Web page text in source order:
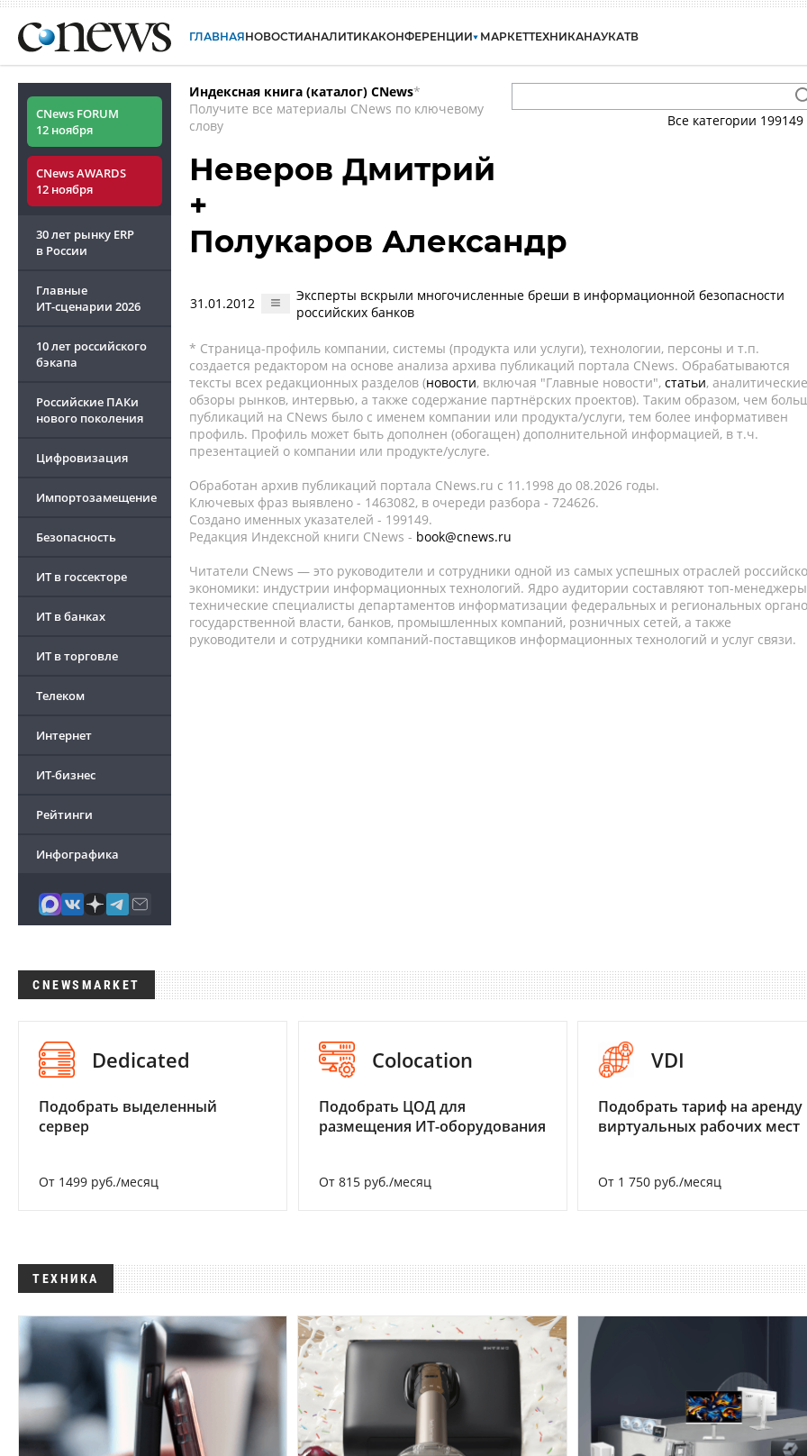
ГЛАВНАЯНОВОСТИАНАЛИТИКАКОНФЕРЕНЦИИ МАРКЕТТЕХНИКАНАУКАТВ
CNews FORUM
12 ноября
CNews AWARDS
12 ноября
30 лет рынку ERP
в России
Главные
ИТ-сценарии 2026
10 лет российского
бэкапа
Российские ПАКи
нового поколения
Цифровизация
Импортозамещение
Безопасность
ИТ в госсекторе
ИТ в банках
ИТ в торговле
Телеком
Интернет
ИТ-бизнес
Рейтинги
Инфографика
Индексная книга (каталог) CNews*
Получите все материалы CNews по ключевому
слову
Все категории 199149
Неверов Дмитрий
+
Полукаров Александр
31.01.2012
Эксперты вскрыли многочисленные бреши в информационной безопасности
российских банков
* Страница-профиль компании, системы (продукта или услуги), технологии, персоны и т.п.
создается редактором на основе анализа архива публикаций портала CNews. Обрабатываются
тексты всех редакционных разделов (новости, включая "Главные новости", статьи, аналитические
обзоры рынков, интервью, а также содержание партнёрских проектов). Таким образом, чем
публикаций на CNews было с именем компании или продукта/услуги, тем более информативен
профиль. Профиль может быть дополнен (обогащен) дополнительной информацией, в т.ч.
презентацией о компании или продукте/услуге.
Обработан архив публикаций портала CNews.ru c 11.1998 до 08.2026 годы.
Ключевых фраз выявлено - 1463082, в очереди разбора - 724626.
Создано именных указателей - 199149.
Редакция Индексной книги CNews - book@cnews.ru
Читатели CNews — это руководители и сотрудники одной из самых успешных отраслей
экономики: индустрии информационных технологий. Ядро аудитории составляют топ-
технические специалисты департаментов информатизации федеральных и региональных
государственной власти, банков, промышленных компаний, розничных сетей, а также
руководители и сотрудники компаний-поставщиков информационных технологий и услуг связи.
CNEWSMARKET
Dedicated
Подобрать выделенный
сервер
От 1499 руб./месяц
Colocation
Подобрать ЦОД для
размещения ИТ-оборудования
От 815 руб./месяц
VDI
Подобрать тариф на аренду
виртуальных рабочих мест
От 1 750 руб./месяц
ТЕХНИКА